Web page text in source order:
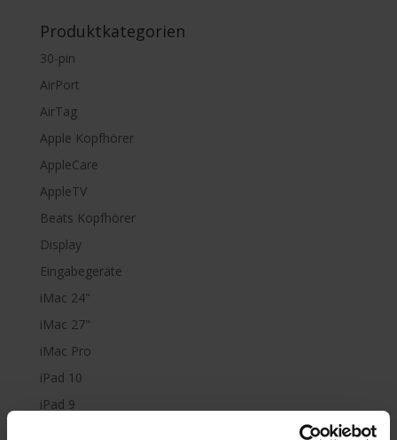
Produktkategorien
30-pin
AirPort
AirTag
Apple Kopfhörer
AppleCare
AppleTV
Beats Kopfhörer
Display
Eingabegeräte
iMac 24"
iMac 27"
iMac Pro
iPad 10
iPad 9